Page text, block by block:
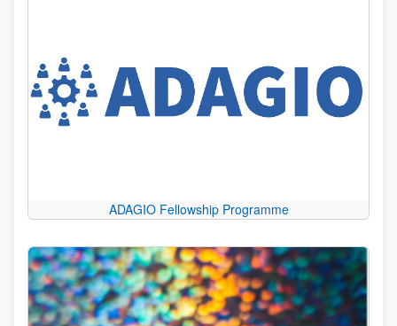
ADAGIO Fellowship Programme